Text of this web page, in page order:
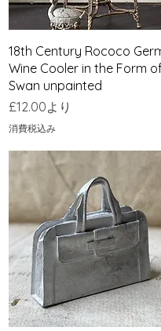
クイックビュー
18th Century Rococo
Wine Cooler in the Form
Swan unpainted
£12.00より
セール価格
消費税込み